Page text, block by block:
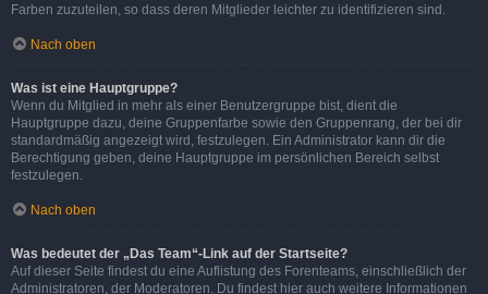
Farben zuzuteilen, so dass deren Mitglieder leichter zu identifizieren sind.
Nach oben
Was ist eine Hauptgruppe?
Wenn du Mitglied in mehr als einer Benutzergruppe bist, dient die
Hauptgruppe dazu, deine Gruppenfarbe sowie den Gruppenrang, der bei dir
standardmäßig angezeigt wird, festzulegen. Ein Administrator kann dir die
Berechtigung geben, deine Hauptgruppe im persönlichen Bereich selbst
festzulegen.
Nach oben
Was bedeutet der „Das Team“-Link auf der Startseite?
Auf dieser Seite findest du eine Auflistung des Forenteams, einschließlich der
Administratoren, der Moderatoren. Du findest hier auch weitere Informationen